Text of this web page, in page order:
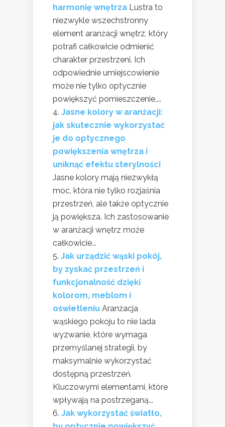
harmonię wnętrza Lustra to
niezwykle wszechstronny
element aranżacji wnętrz, który
potrafi całkowicie odmienić
charakter przestrzeni. Ich
odpowiednie umiejscowienie
może nie tylko optycznie
powiększyć pomieszczenie,...
Jasne kolory w aranżacji:
jak skutecznie wykorzystać
je do optycznego
powiększenia wnętrza i
uniknąć efektu sterylności
Jasne kolory mają niezwykłą
moc, która nie tylko rozjaśnia
przestrzeń, ale także optycznie
ją powiększa. Ich zastosowanie
w aranżacji wnętrz może
całkowicie...
Jak urządzić wąski pokój,
by zyskać przestrzeń i
funkcjonalność dzięki
kolorom, meblom i
oświetleniu Aranżacja
wąskiego pokoju to nie lada
wyzwanie, które wymaga
przemyślanej strategii, by
maksymalnie wykorzystać
dostępną przestrzeń.
Kluczowymi elementami, które
wpływają na postrzeganą...
Jak wykorzystać światło,